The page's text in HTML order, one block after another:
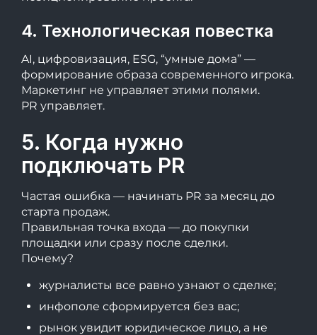
4. Технологическая повестка
AI, цифровизация, ESG, “умные дома” —
формирование образа современного игрока.
Маркетинг не управляет этими полями.
PR управляет.
5. Когда нужно
подключать PR
Частая ошибка — начинать PR за месяц до
старта продаж.
Правильная точка входа — до покупки
площадки или сразу после сделки.
Почему?
журналисты все равно узнают о сделке;
инфополе сформируется без вас;
рынок увидит юридическое лицо, а не